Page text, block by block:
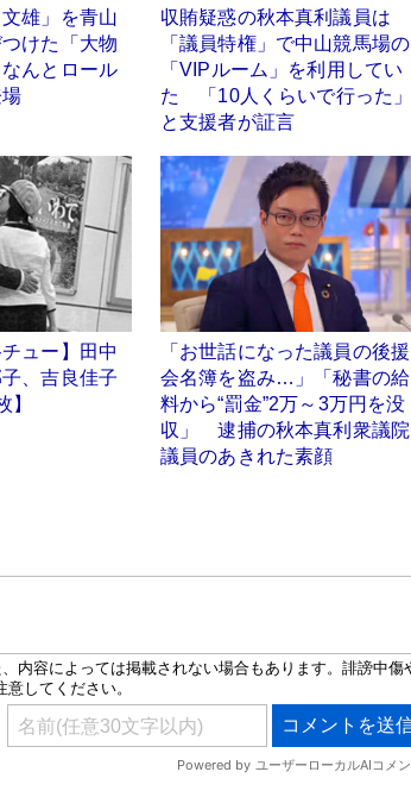
文雄」を青山
けた「大物
んとロール
収賄疑惑の秋本真利議員は
「議員特権」で中山競馬場の
「VIPルーム」を利用してい
た 「10人くらいで行った」
と支援者が証言
チュー】田中
、吉良佳子
】
「お世話になった議員の後援
会名簿を盗み…」「秘書の給
料から“罰金”2万～3万円を没
収」 逮捕の秋本真利衆議院
議員のあきれた素顔